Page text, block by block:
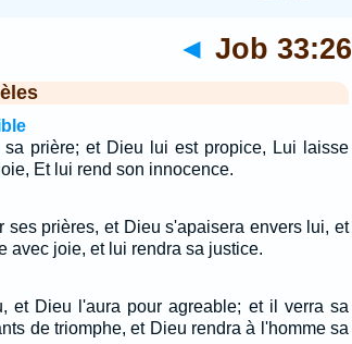
◄ Job 33:26
sa prière; et Dieu lui est propice, Lui laisse
Et lui rend son innocence.
ses prières, et Dieu s'apaisera envers lui, et
avec joie, et lui rendra sa justice.
et Dieu l'aura pour agreable; et il verra sa
de triomphe, et Dieu rendra à l'homme sa